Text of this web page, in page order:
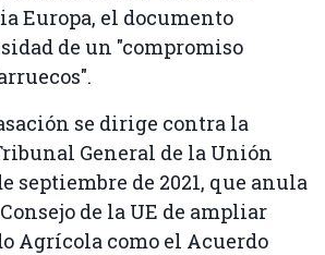
Europa, el documento
de un "compromiso
se dirige contra la
General de la Unión
septiembre de 2021, que anula
de la UE de ampliar
Agrícola como el Acuerdo